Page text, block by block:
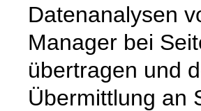
Datenanalysen
Manager bei
übertragen und
Übermittlung an